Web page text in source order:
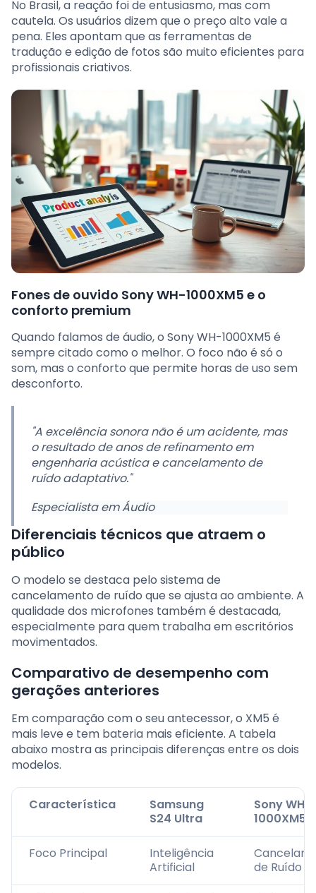
No Brasil, a reação foi de entusiasmo, mas com
cautela. Os usuários dizem que o preço alto vale a
pena. Eles apontam que as ferramentas de
tradução e edição de fotos são muito eficientes para
profissionais criativos.
Fones de ouvido Sony WH-1000XM5 e o
conforto premium
Quando falamos de áudio, o Sony WH-1000XM5 é
sempre citado como o melhor. O foco não é só o
som, mas o conforto que permite horas de uso sem
desconforto.
"A excelência sonora não é um acidente, mas
o resultado de anos de refinamento em
engenharia acústica e cancelamento de
ruído adaptativo."
Especialista em Áudio
Diferenciais técnicos que atraem o
público
O modelo se destaca pelo sistema de
cancelamento de ruído que se ajusta ao ambiente. A
qualidade dos microfones também é destacada,
especialmente para quem trabalha em escritórios
movimentados.
Comparativo de desempenho com
gerações anteriores
Em comparação com o seu antecessor, o XM5 é
mais leve e tem bateria mais eficiente. A tabela
abaixo mostra as principais diferenças entre os dois
modelos.
Característica
Samsung
S24 Ultra
Sony WH-
1000XM5
Foco Principal
Inteligência
Artificial
de Ruído